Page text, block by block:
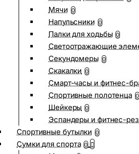
Мячи 0
Напульсники 0
Палки для ходьбы 0
Светоотражающие
Секундомеры 0
Скакалки 0
Смарт-часы и фитнес-
Спортивные полотенца 0
Шейкеры 0
Эспандеры и фитнес-
Спортивные бутылки 0
Сумки для спорта 0